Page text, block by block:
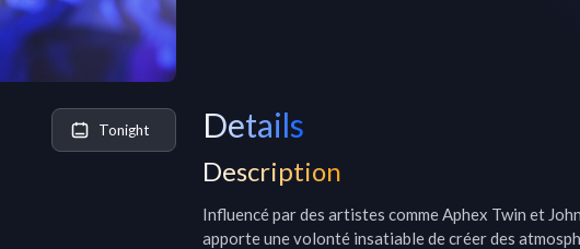
Tonight Details
Description
Influencé par des artistes comme Aphex Twin et
apporte une volonté insatiable de créer des